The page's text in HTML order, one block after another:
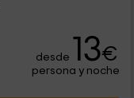
desde 13€
persona y noche